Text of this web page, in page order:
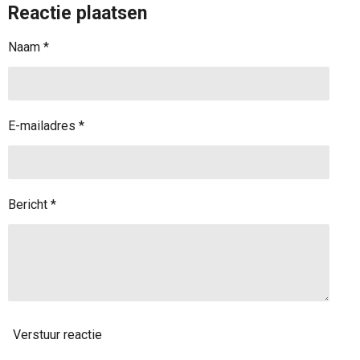
e
n
l
r
e
e
n
Reactie plaatsen
Naam *
E-mailadres *
Bericht *
Verstuur reactie